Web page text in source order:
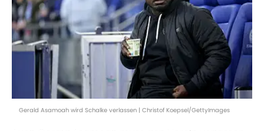
Gerald Asamoah wird Schalke verlassen | Christof Koepsel/GettyImages